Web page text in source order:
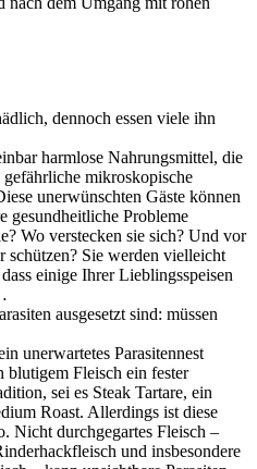
dennoch essen viele ihn
harmlose Nahrungsmittel, die
mikroskopische
unerwünschten Gäste können
gesundheitliche Probleme
Wo verstecken sie sich? Und vor
Sie werden vielleicht
einige Ihrer Lieblingsspeisen
ausgesetzt sind: müssen
unerwartetes Parasitennest
blutigem Fleisch ein fester
sei es Steak Tartare, ein
Roast. Allerdings ist diese
Nicht durchgegartes Fleisch –
und insbesondere